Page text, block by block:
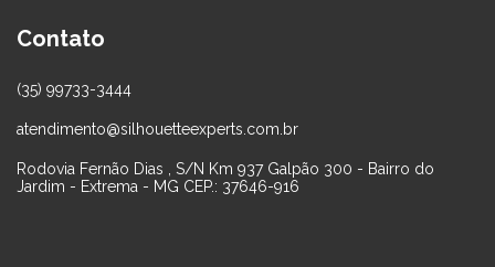
Contato
(35) 99733-3444
atendimento@silhouetteexperts.com.br
Rodovia Fernão Dias , S/N Km 937 Galpão 300 - Bairro do
Jardim - Extrema - MG CEP.: 37646-916